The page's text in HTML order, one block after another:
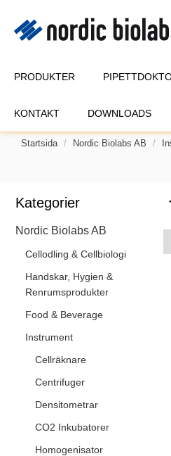
PRODUKTER
KONTAKT DOWNLOADS
Startsida Nordic Biolabs AB
Kategorier
Nordic Biolabs AB
Cellodling & Cellbiologi
Handskar, Hygien &
Renrumsprodukter
Food & Beverage
Instrument
Cellräknare
Centrifuger
Densitometrar
CO2 Inkubatorer
Homogenisator